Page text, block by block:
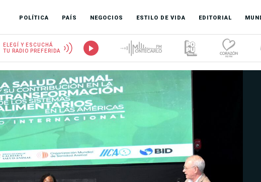
POLÍTICA PAÍS NEGOCIOS ESTILO DE VIDA EDITORIAL
ELEGÍ Y ESCUCHÁ
TU RADIO PREFERIDA